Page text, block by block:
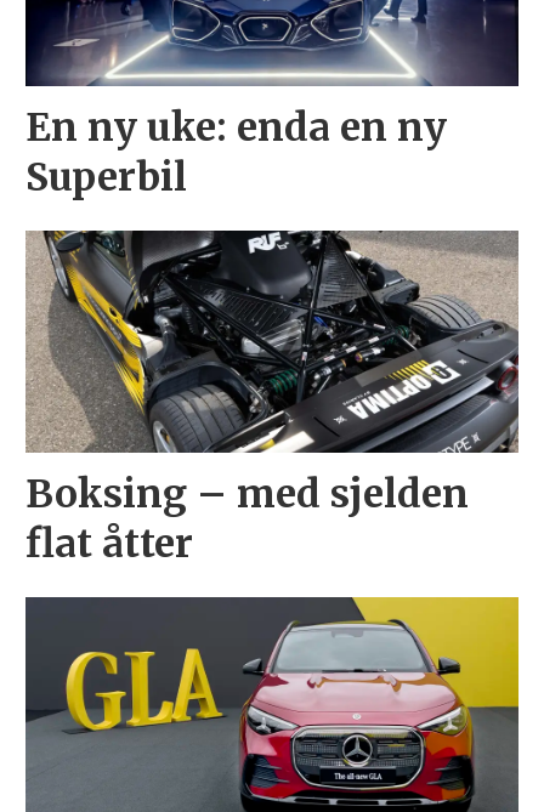
En ny uke: enda en ny
Superbil
Boksing – med sjelden
flat åtter